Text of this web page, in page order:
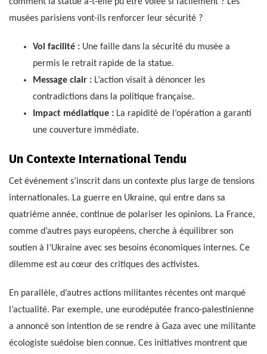
musées parisiens vont-ils renforcer leur sécurité ?
Vol facilité : Une faille dans la sécurité du musée a
permis le retrait rapide de la statue.
Message clair : L’action visait à dénoncer les
contradictions dans la politique française.
Impact médiatique : La rapidité de l’opération a garanti
une couverture immédiate.
Un Contexte International Tendu
Cet événement s’inscrit dans un contexte plus large de tensions
internationales. La guerre en Ukraine, qui entre dans sa
quatrième année, continue de polariser les opinions. La France,
comme d’autres pays européens, cherche à équilibrer son
soutien à l’Ukraine avec ses besoins économiques internes. Ce
dilemme est au cœur des critiques des activistes.
En parallèle, d’autres actions militantes récentes ont marqué
l’actualité. Par exemple, une eurodéputée franco-palestinienne
a annoncé son intention de se rendre à Gaza avec une militante
écologiste suédoise bien connue. Ces initiatives montrent que